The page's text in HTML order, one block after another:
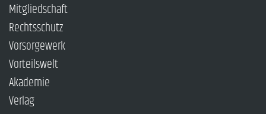
Mitgliedschaft
Rechtsschutz
Vorsorgewerk
Vorteilswelt
Akademie
Verlag